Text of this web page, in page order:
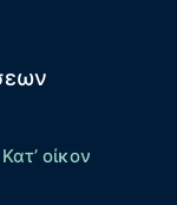
οίκον